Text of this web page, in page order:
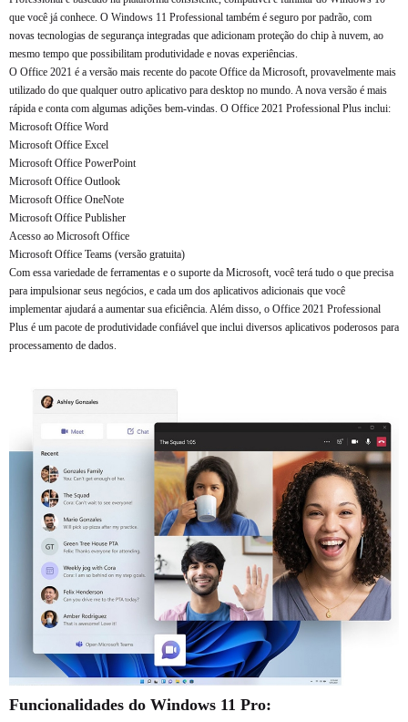
que você já conhece. O Windows 11 Professional também é seguro por padrão, com
novas tecnologias de segurança integradas que adicionam proteção do chip à nuvem, ao
mesmo tempo que possibilitam produtividade e novas experiências.
O Office 2021 é a versão mais recente do pacote Office da Microsoft, provavelmente mais
utilizado do que qualquer outro aplicativo para desktop no mundo. A nova versão é mais
rápida e conta com algumas adições bem-vindas. O Office 2021 Professional Plus inclui:
Microsoft Office Word
Microsoft Office Excel
Microsoft Office PowerPoint
Microsoft Office Outlook
Microsoft Office OneNote
Microsoft Office Publisher
Acesso ao Microsoft Office
Microsoft Office Teams (versão gratuita)
Com essa variedade de ferramentas e o suporte da Microsoft, você terá tudo o que precisa
para impulsionar seus negócios, e cada um dos aplicativos adicionais que você
implementar ajudará a aumentar sua eficiência. Além disso, o Office 2021 Professional
Plus é um pacote de produtividade confiável que inclui diversos aplicativos poderosos para
processamento de dados.
Funcionalidades do Windows 11 Pro: